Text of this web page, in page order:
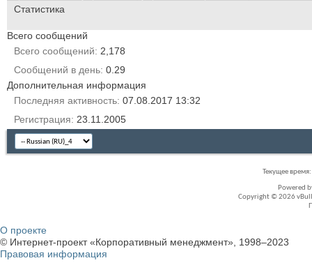
Статистика
Всего сообщений
Всего сообщений
2,178
Сообщений в день 0.29
Дополнительная информация
Последняя активность 07.08.2017 13:32
Регистрация
23.11.2005
Текущее время:
Powered
Copyright © 2026
О проекте
© Интернет-проект «Корпоративный менеджмент», 1998–2023
Правовая информация